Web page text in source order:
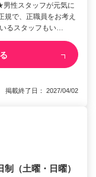
性スタッフが元気に
で、正職員をお考え
るスタッフもい…
載終了日： 2027/04/02
（土曜・日曜）